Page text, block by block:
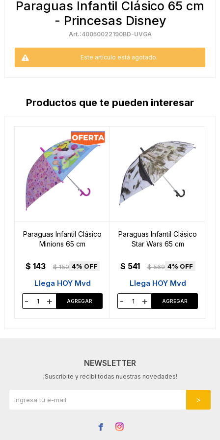
Paraguas Infantil Clásico 65 cm
- Princesas Disney
40050022190BD-UVGA
Este artículo está agotado.
Productos que te pueden interesar
Paraguas Infantil Clásico
Minions 65 cm
$ 143 $ 150 4
Llega HOY Mvd
- +
Paraguas Infantil Clásico
Star Wars 65 cm
$ 541 $ 569 4
Llega HOY Mvd
- +
NEWSLETTER
¡Suscribite y recibí todas nuestras novedades!
 